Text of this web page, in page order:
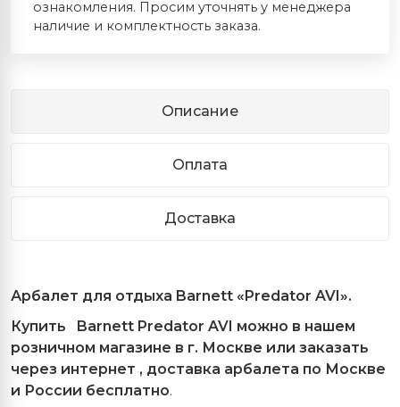
ознакомления. Просим уточнять у менеджера
наличие и комплектность заказа.
Описание
Оплата
Доставка
Арбалет для отдыха Barnett «Predator AVI».
Купить Barnett Predator AVI можно в нашем
розничном магазине в г. Москве или заказать
через интернет , доставка арбалета по Москве
и России бесплатно.